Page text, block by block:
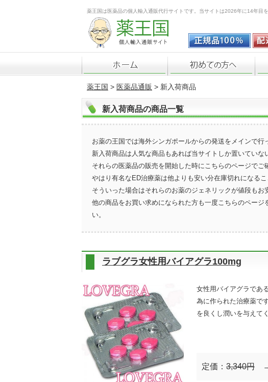
薬王国は医薬品の個人輸入通販代行サイトです。当サイトは2026年に14年目
薬王国 > 医薬品通販 > 新入荷商品
新入荷商品の商品一覧
お薬の王国では海外シンガポールからの発送をメインで行
新入荷商品は人気な商品もあれば当サイトしか置いていな
それらの医薬品の販売を開始した時にこちらのページでご
やはり有名なED治療薬は他よりも安い分在庫切れになるこ
そういった場合はそれらのお薬のジェネリックが値段もお
他の商品をお買い求めになられた方も一度こちらのペー
い。
ラブグラ女性用バイアグラ100mg
女性用バイアグラであ
為に作られた治療薬で
を良くし潤いを与えて
定価： 3,340円